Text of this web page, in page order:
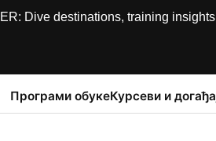
Dive destinations, training
Програми обукеКурсеви и